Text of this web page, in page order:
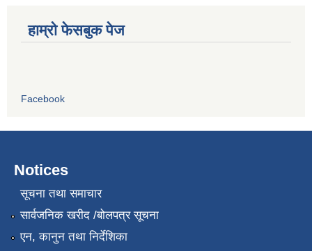
हाम्रो फेसबुक पेज
Facebook
Notices
सूचना तथा समाचार
सार्वजनिक खरीद /बोलपत्र सूचना
एन, कानुन तथा निर्देशिका